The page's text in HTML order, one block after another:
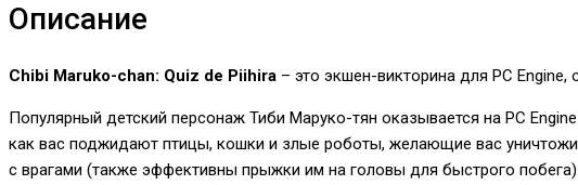
Описание
Chibi Maruko-chan: Quiz de Piihira – это экшен-викторина для PC
Популярный детский персонаж Тиби Маруко-тян оказывается на PC
как вас поджидают птицы, кошки и злые роботы, желающие вас
с врагами (также эффективны прыжки им на головы для быстрого